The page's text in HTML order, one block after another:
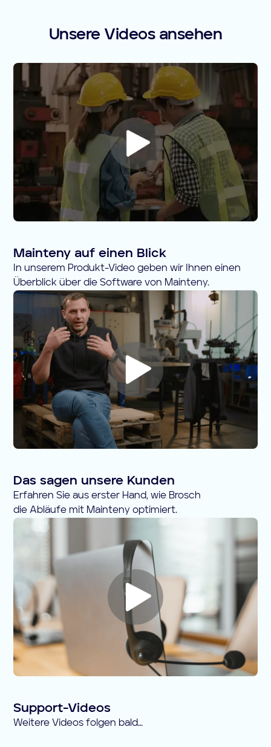
Unsere Videos ansehen
Mainteny auf einen Blick
In unserem Produkt-Video geben wir Ihnen einen
Überblick über die Software von Mainteny.
Das sagen unsere Kunden
Erfahren Sie aus erster Hand, wie Brosch
die Abläufe mit Mainteny optimiert.
Support-Videos
Weitere Videos folgen bald…